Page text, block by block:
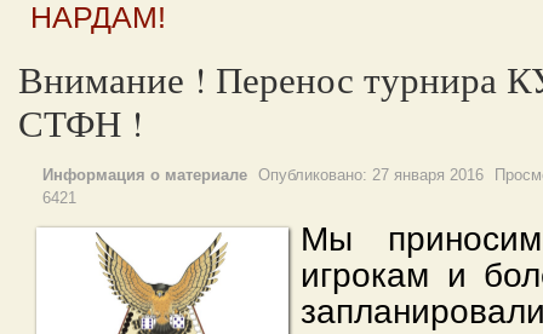
НАРДАМ!
Внимание ! Перенос турнира
СТФН !
Информация о материале Опубликовано: 27 января 2016
6421
Мы
игрокам и